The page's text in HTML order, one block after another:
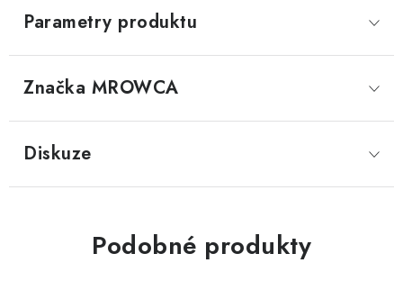
Parametry produktu
Značka MROWCA
Diskuze
Podobné produkty